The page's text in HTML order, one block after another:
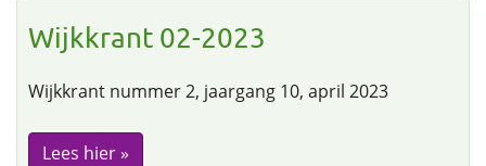
Wijkkrant 02-2023
Wijkkrant nummer 2, jaargang 10, april 2023
Lees hier »